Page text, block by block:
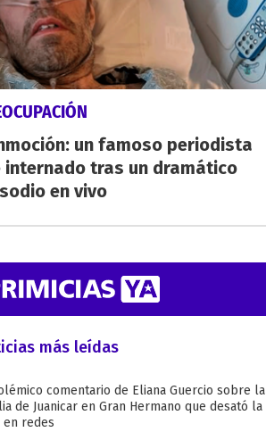
un famoso periodista
internado tras un dramático
en vivo
más leídas
comentario de Eliana Guercio sobre la
de Juanicar en Gran Hermano que desató la
en redes